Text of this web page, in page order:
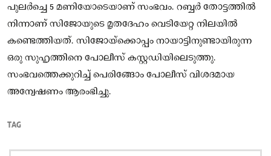
പുലർച്ചെ 5 മണിയോടെയാണ് സംഭവം. റബ്ബർ തോട്ടത്തിൽ
നിന്നാണ് സിജോയുടെ മൃതദേഹം വെടിയേറ്റ നിലയിൽ
കണ്ടെത്തിയത്. സിജോയ്‌ക്കൊപ്പം നായാട്ടിനുണ്ടായിരുന്ന
ഒരു സുഹൃത്തിനെ പോലീസ് കസ്റ്റഡിയിലെടുത്തു.
സംഭവത്തെക്കുറിച്ച് പെരിങ്ങോം പോലീസ് വിശദമായ
അന്വേഷണം ആരംഭിച്ചു.
TAG